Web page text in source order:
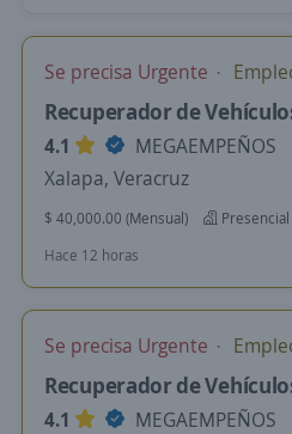
Se precisa Urgente
Recuperador de
4.1
MEGAEMPEÑOS
Xalapa, Veracruz
$ 40,000.00 (Mensual)
Hace 12 horas
Se precisa Urgente
Recuperador de
4.1
MEGAEMPEÑOS